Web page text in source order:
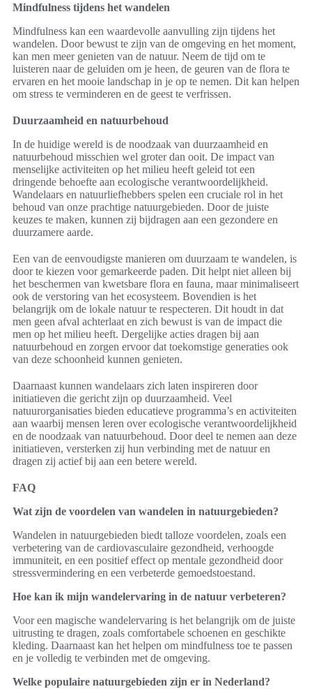
Mindfulness tijdens het wandelen
Mindfulness kan een waardevolle aanvulling zijn tijdens het
wandelen. Door bewust te zijn van de omgeving en het moment,
kan men meer genieten van de natuur. Neem de tijd om te
luisteren naar de geluiden om je heen, de geuren van de flora te
ervaren en het mooie landschap in je op te nemen. Dit kan helpen
om stress te verminderen en de geest te verfrissen.
Duurzaamheid en natuurbehoud
In de huidige wereld is de noodzaak van duurzaamheid en
natuurbehoud misschien wel groter dan ooit. De impact van
menselijke activiteiten op het milieu heeft geleid tot een
dringende behoefte aan ecologische verantwoordelijkheid.
Wandelaars en natuurliefhebbers spelen een cruciale rol in het
behoud van onze prachtige natuurgebieden. Door de juiste
keuzes te maken, kunnen zij bijdragen aan een gezondere en
duurzamere aarde.
Een van de eenvoudigste manieren om duurzaam te wandelen, is
door te kiezen voor gemarkeerde paden. Dit helpt niet alleen bij
het beschermen van kwetsbare flora en fauna, maar minimaliseert
ook de verstoring van het ecosysteem. Bovendien is het
belangrijk om de lokale natuur te respecteren. Dit houdt in dat
men geen afval achterlaat en zich bewust is van de impact die
men op het milieu heeft. Dergelijke acties dragen bij aan
natuurbehoud en zorgen ervoor dat toekomstige generaties ook
van deze schoonheid kunnen genieten.
Daarnaast kunnen wandelaars zich laten inspireren door
initiatieven die gericht zijn op duurzaamheid. Veel
natuurorganisaties bieden educatieve programma’s en activiteiten
aan waarbij mensen leren over ecologische verantwoordelijkheid
en de noodzaak van natuurbehoud. Door deel te nemen aan deze
initiatieven, versterken zij hun verbinding met de natuur en
dragen zij actief bij aan een betere wereld.
FAQ
Wat zijn de voordelen van wandelen in natuurgebieden?
Wandelen in natuurgebieden biedt talloze voordelen, zoals een
verbetering van de cardiovasculaire gezondheid, verhoogde
immuniteit, en een positief effect op mentale gezondheid door
stressvermindering en een verbeterde gemoedstoestand.
Hoe kan ik mijn wandelervaring in de natuur verbeteren?
Voor een magische wandelervaring is het belangrijk om de juiste
uitrusting te dragen, zoals comfortabele schoenen en geschikte
kleding. Daarnaast kan het helpen om mindfulness toe te passen
en je volledig te verbinden met de omgeving.
Welke populaire natuurgebieden zijn er in Nederland?